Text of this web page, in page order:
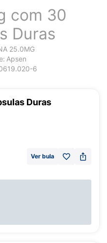
com 30
Duras
25.0MG
Apsen
6
Duras
Ver bula